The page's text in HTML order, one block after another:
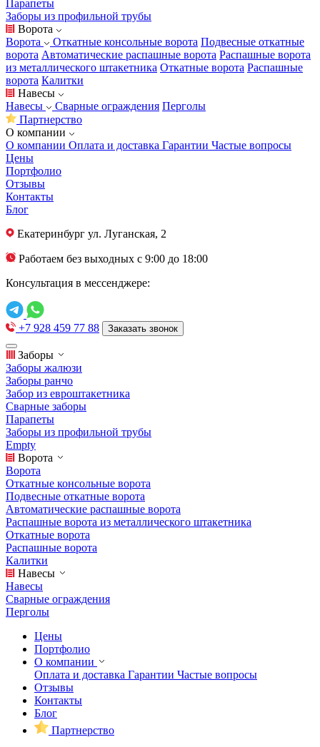
Парапеты
Заборы из профильной трубы
Ворота
Ворота
Откатные консольные ворота Подвесные откатные
ворота Автоматические распашные ворота Распашные ворота
из металлического штакетника Откатные ворота Распашные
ворота Калитки
Навесы
Навесы
Сварные ограждения Перголы
Партнерство
О компании
О компании Оплата и доставка Гарантии Частые вопросы
Цены
Портфолио
Отзывы
Контакты
Блог
Екатеринбург ул. Луганская, 2
Работаем без выходных с 9:00 до 18:00
Консультация в мессенджере:
+7 928 459 77 88 Заказать звонок
Заборы
Заборы жалюзи
Заборы ранчо
Забор из евроштакетника
Сварные заборы
Парапеты
Заборы из профильной трубы
Empty
Ворота
Ворота
Откатные консольные ворота
Подвесные откатные ворота
Автоматические распашные ворота
Распашные ворота из металлического штакетника
Откатные ворота
Распашные ворота
Калитки
Навесы
Навесы
Сварные ограждения
Перголы
Цены
Портфолио
О компании
Оплата и доставка Гарантии Частые вопросы
Отзывы
Контакты
Блог
Партнерство